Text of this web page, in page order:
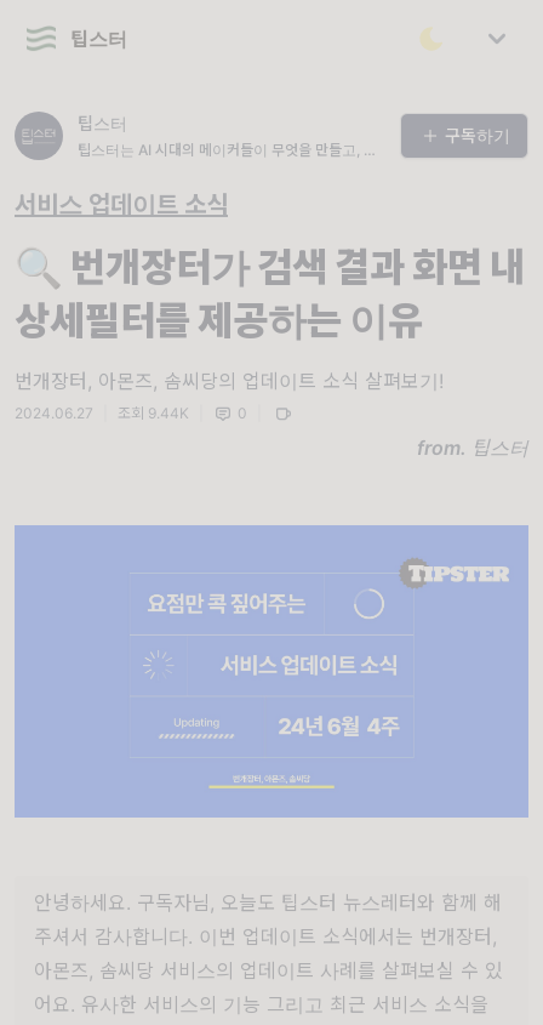
팁스터
팁스터
팁스터는 AI 시대의 메이커들이 무엇을 만들고, 어
는 뉴스레터입니다. 구독하기를 클릭하시면 발행 내
용을 더 자세히 확인하실 수 있어요.😉 📮 더 다양
구독하기
서비스 업데이트 소식
🔍 번개장터가 검색 결과 화면 내
상세필터를 제공하는 이유
번개장터, 아몬즈, 솜씨당의 업데이트 소식 살펴보기!
2024.06.27 조회 9.44K 0
from. 팁스터
안녕하세요. 구독자님, 오늘도 팁스터 뉴스레터와 함께 해
주셔서 감사합니다. 이번 업데이트 소식에서는 번개장터,
아몬즈, 솜씨당 서비스의 업데이트 사례를 살펴보실 수 있
어요. 유사한 서비스의 기능 그리고 최근 서비스 소식을